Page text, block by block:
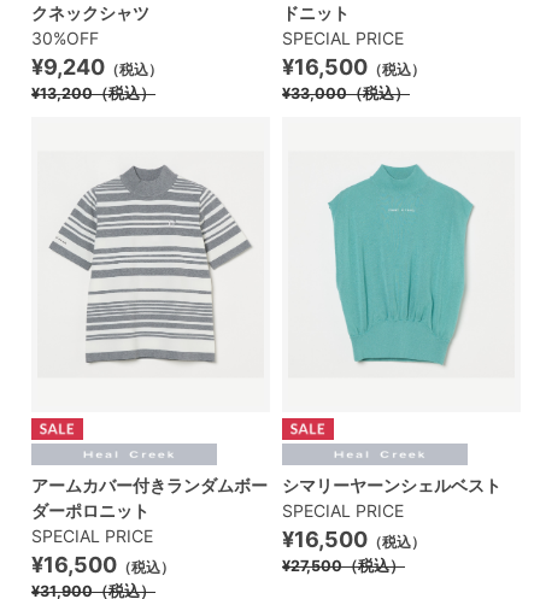
クネックシャツ
30%OFF
¥9,240 （税込）
¥13,200（税込）
ドニット
SPECIAL PRICE
¥16,500 （税込）
¥33,000（税込）
アームカバー付きランダムボー
ダーポロニット
SPECIAL PRICE
¥16,500 （税込）
¥31,900（税込）
シマリーヤーンシェルベスト
SPECIAL PRICE
¥16,500 （税込）
¥27,500（税込）